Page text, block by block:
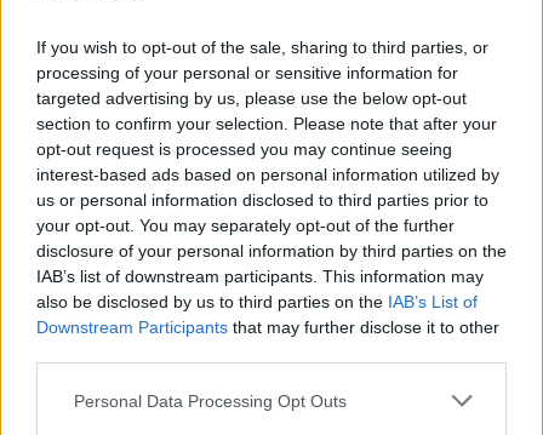
If you wish to opt-out of the sale, sharing to third parties, or
processing of your personal or sensitive information for
targeted advertising by us, please use the below opt-out
section to confirm your selection. Please note that after your
opt-out request is processed you may continue seeing
interest-based ads based on personal information utilized by
us or personal information disclosed to third parties prior to
your opt-out. You may separately opt-out of the further
disclosure of your personal information by third parties on the
IAB’s list of downstream participants. This information may
also be disclosed by us to third parties on the IAB’s List of
Downstream Participants that may further disclose it to other
Please note that this website/app uses one or more Google
Personal Data Processing Opt Outs
Gajdos László: Egész
nyáron hosszú
hőhullámokra kell
készülni
HÍREK 2026. JÚN. 27. MTI